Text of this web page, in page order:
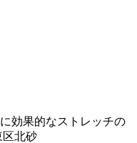
効果的なストレッチの
区北砂